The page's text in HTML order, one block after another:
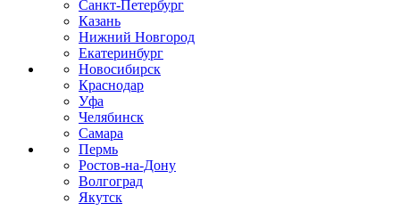
Санкт-Петербург
Казань
Нижний Новгород
Екатеринбург
Новосибирск
Краснодар
Уфа
Челябинск
Самара
Пермь
Ростов-на-Дону
Волгоград
Якутск